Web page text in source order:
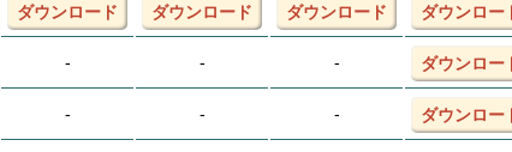
ダウンロード ダウンロード ダウンロード ダウンロー
- - - ダウンロー
- - - ダウンロー